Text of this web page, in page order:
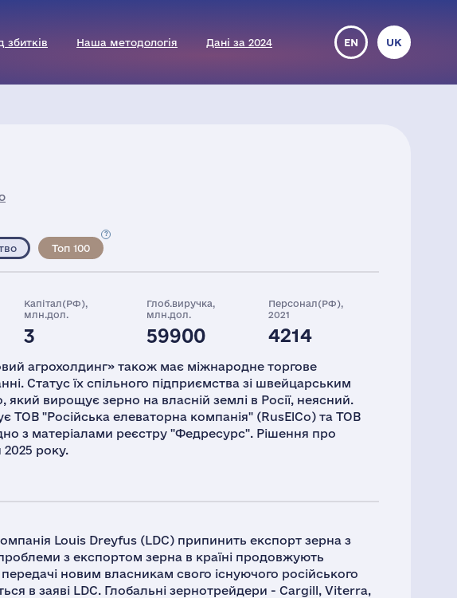
збитків Наша методологія Дані за 2024 EN UK
Топ 100
Капітал(РФ),
млн.дол.
3
Глоб.виручка,
млн.дол.
59900
Персонал(РФ),
2021
4214
агрохолдинг» також має міжнародне торгове
Статус їх спільного підприємства зі швейцарським
вирощує зерно на власній землі в Росії, неясний.
ТОВ "Російська елеваторна компанія" (RusElCo) та ТОВ
з матеріалами реєстру "Федресурс". Рішення про
2025 року.
Louis Dreyfus (LDC) припинить експорт зерна з
проблеми з експортом зерна в країні продовжують
новим власникам свого існуючого російського
в заяві LDC. Глобальні зернотрейдери - Cargill, Viterra,